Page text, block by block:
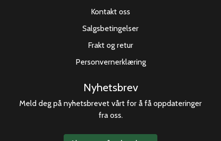
Kontakt oss
Salgsbetingelser
Frakt og retur
Personvernerklæring
Nyhetsbrev
Meld deg på nyhetsbrevet vårt for å få oppdateringer
fra oss.